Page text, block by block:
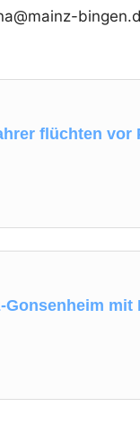
flüchten vor
Gonsenheim mit